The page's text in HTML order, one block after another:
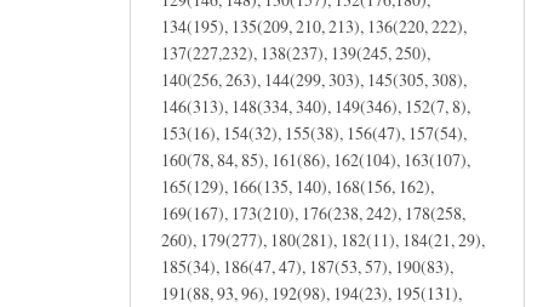
134(195), 135(209, 210, 213), 136(220, 222),
137(227,232), 138(237), 139(245, 250),
140(256, 263), 144(299, 303), 145(305, 308),
146(313), 148(334, 340), 149(346), 152(7, 8),
153(16), 154(32), 155(38), 156(47), 157(54),
160(78, 84, 85), 161(86), 162(104), 163(107),
165(129), 166(135, 140), 168(156, 162),
169(167), 173(210), 176(238, 242), 178(258,
260), 179(277), 180(281), 182(11), 184(21, 29),
185(34), 186(47, 47), 187(53, 57), 190(83),
191(88, 93, 96), 192(98), 194(23), 195(131),